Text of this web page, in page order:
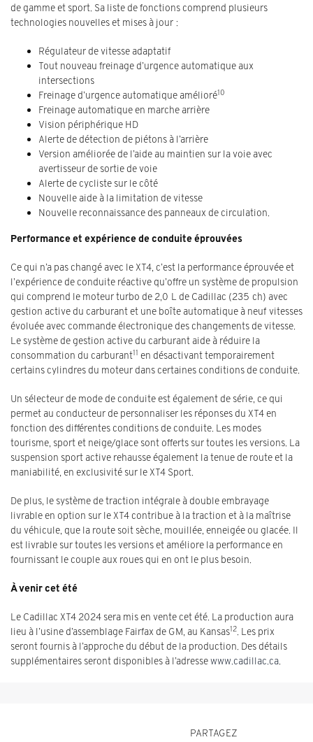
de gamme et sport. Sa liste de fonctions comprend plusieurs
technologies nouvelles et mises à jour :
Régulateur de vitesse adaptatif
Tout nouveau freinage d’urgence automatique aux
intersections
Freinage d’urgence automatique amélioré10
Freinage automatique en marche arrière
Vision périphérique HD
Alerte de détection de piétons à l’arrière
Version améliorée de l’aide au maintien sur la voie avec
avertisseur de sortie de voie
Alerte de cycliste sur le côté
Nouvelle aide à la limitation de vitesse
Nouvelle reconnaissance des panneaux de circulation.
Performance et expérience de conduite éprouvées
Ce qui n’a pas changé avec le XT4, c’est la performance éprouvée et
l’expérience de conduite réactive qu’offre un système de propulsion
qui comprend le moteur turbo de 2,0 L de Cadillac (235 ch) avec
gestion active du carburant et une boîte automatique à neuf vitesses
évoluée avec commande électronique des changements de vitesse.
Le système de gestion active du carburant aide à réduire la
consommation du carburant11 en désactivant temporairement
certains cylindres du moteur dans certaines conditions de conduite.
Un sélecteur de mode de conduite est également de série, ce qui
permet au conducteur de personnaliser les réponses du XT4 en
fonction des différentes conditions de conduite. Les modes
tourisme, sport et neige/glace sont offerts sur toutes les versions. La
suspension sport active rehausse également la tenue de route et la
maniabilité, en exclusivité sur le XT4 Sport.
De plus, le système de traction intégrale à double embrayage
livrable en option sur le XT4 contribue à la traction et à la maîtrise
du véhicule, que la route soit sèche, mouillée, enneigée ou glacée. Il
est livrable sur toutes les versions et améliore la performance en
fournissant le couple aux roues qui en ont le plus besoin.
À venir cet été
Le Cadillac XT4 2024 sera mis en vente cet été. La production aura
lieu à l’usine d’assemblage Fairfax de GM, au Kansas12. Les prix
seront fournis à l’approche du début de la production. Des détails
supplémentaires seront disponibles à l’adressewww.cadillac.ca.
PARTAGEZ